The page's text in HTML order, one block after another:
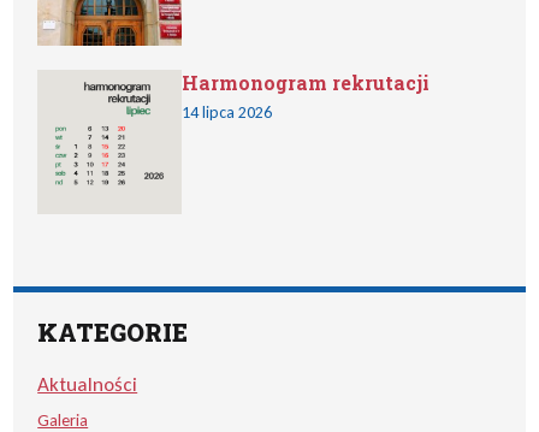
Harmonogram rekrutacji
14 lipca 2026
KATEGORIE
Aktualności
Galeria